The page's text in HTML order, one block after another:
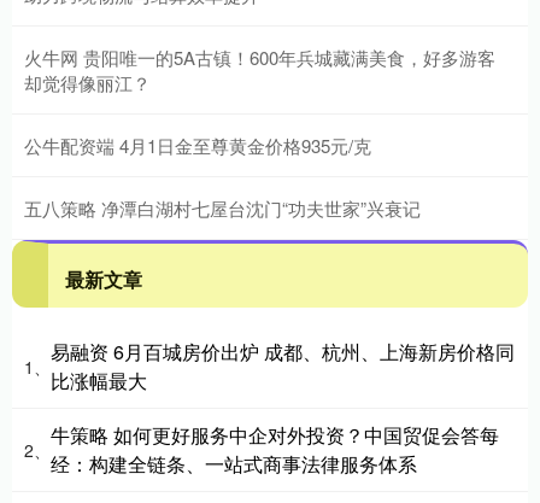
火牛网 贵阳唯一的5A古镇！600年兵城藏满美食，好多游客
却觉得像丽江？
公牛配资端 4月1日金至尊黄金价格935元/克
五八策略 净潭白湖村七屋台沈门“功夫世家”兴衰记
最新文章
1、
易融资 6月百城房价出炉 成都、杭州、上海新房价格同
比涨幅最大
2、
牛策略 如何更好服务中企对外投资？中国贸促会答每
经：构建全链条、一站式商事法律服务体系